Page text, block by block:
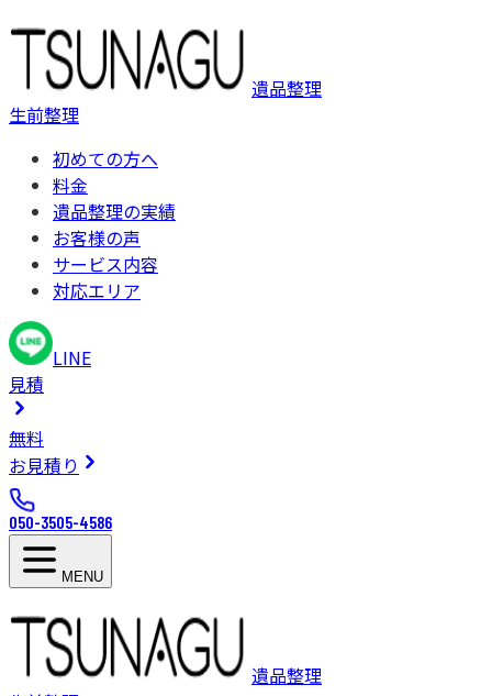
遺品整理
生前整理
初めての方へ
料金
遺品整理の実績
お客様の声
サービス内容
対応エリア
LINE
見積
無料
お見積り
050-3505-4586
MENU
遺品整理